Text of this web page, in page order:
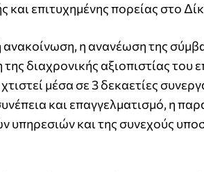
και επιτυχημένης πορείας στο
η ανανέωση της
διαχρονικής αξιοπιστίας του
μέσα σε 3 δεκαετίες
και επαγγελματισμό, η
υπηρεσιών και της συνεχούς